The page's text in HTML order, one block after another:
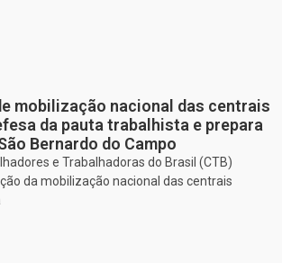
mobilização nacional das centrais
da pauta trabalhista e prepara
Bernardo do Campo
e Trabalhadoras do Brasil (CTB)
da mobilização nacional das centrais